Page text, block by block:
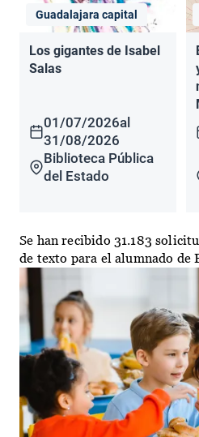
Guadalajara capital
Los gigantes de Isabel
Salas
01/07/2026al
31/08/2026
Biblioteca Pública
del Estado
Se han recibido 31.183
de texto para el alumnado de